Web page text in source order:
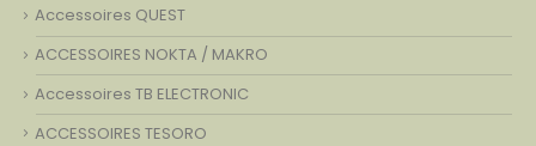
Accessoires QUEST
ACCESSOIRES NOKTA / MAKRO
Accessoires TB ELECTRONIC
ACCESSOIRES TESORO